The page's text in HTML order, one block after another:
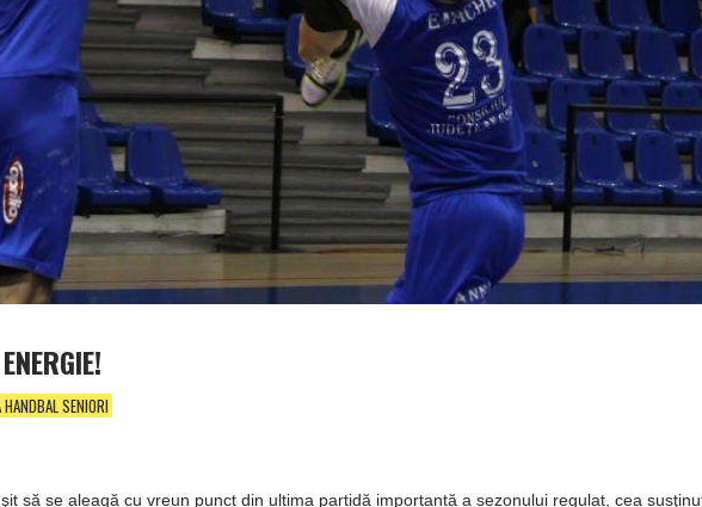
SENIORI
să se aleagă cu vreun punct din ultima partidă importantă a sezonului regulat, cea